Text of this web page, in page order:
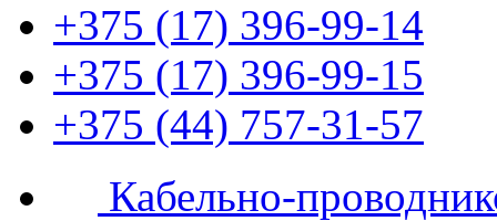
+375 (17) 396-99-14
+375 (17) 396-99-15
+375 (44) 757-31-57
Кабельно-